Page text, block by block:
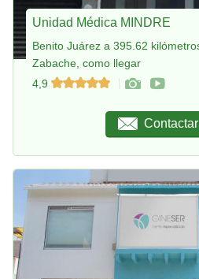
Unidad Médica MINDRE
Benito Juárez a 395.62
Zabache, como llegar
4,9
Contactar